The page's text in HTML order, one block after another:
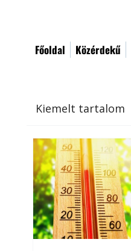
Főoldal Közérdekű
Kiemelt tartalom